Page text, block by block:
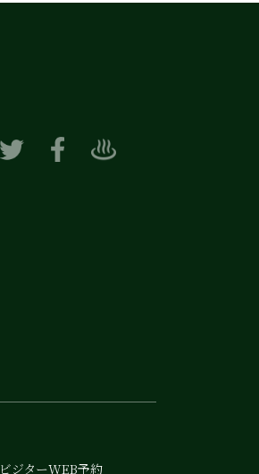
ビジターWEB予約